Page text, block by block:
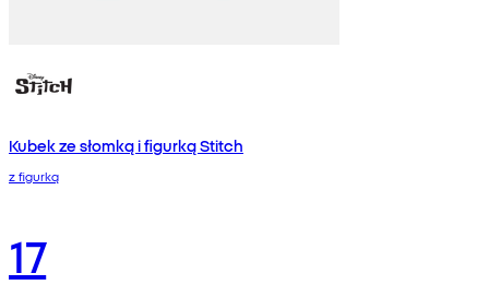
Kubek ze słomką i figurką Stitch
z figurką
17